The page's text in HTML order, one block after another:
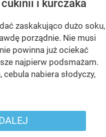
i kurczaka
zaskakująco dużo soku,
porządnie. Nie musi
powinna już ociekać
najpierw podsmażam.
nabiera słodyczy,